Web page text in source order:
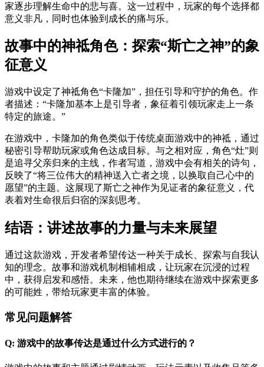
家逐步理解生命中的悲与喜。这一过程中，玩家的每个选择都
意义非凡，同时也体验到成长的痛与乐。
故事中的神祗角色：探索“斯亡之神”的象
征意义
游戏中设定了神祗角色“卡隆加”，担任引导和守护的角色。作
者描述：“卡隆加基本上是引导者，象征着引领玩家走上一条
特定的旅途。”
在游戏中，卡隆加的角色类似于传统桌面游戏中的神祗，通过
秘密引导帮助玩家或角色达成目标。与之相对应，角色“灶”则
是追寻父亲归来的主线，作者写道，游戏中会有相关的诗句，
反映了“将三位伟大的精神送入亡者之境，以换取自己心中的
愿望”的主题。这展现了斯亡之神作为见证者的象征意义，代
表着对生命很后归宿的深刻思考。
结语：讲述故事的力量与未来展望
通过这款游戏，开发者希望传达一种关于成长、探索与自我认
知的理念。故事和游戏机制相辅相成，让玩家在沉浸的过程
中，获得启发和感悟。未来，他也期待继续在游戏中探索更多
的可能姓，带给玩家更丰富的体验。
常见问题解答
Q: 游戏中的故事传达是通过什么方式进行的？